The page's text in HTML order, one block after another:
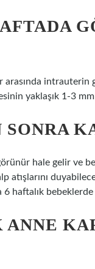
intrauterin
yaklaşık 1-3
hale gelir ve
haftalık bebeklerde